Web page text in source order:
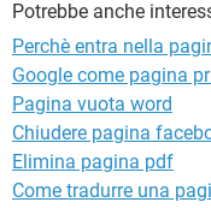
Potrebbe anche
Perchè entra nella
Google come pagina
Pagina vuota word
Chiudere pagina
Elimina pagina pdf
Come tradurre una